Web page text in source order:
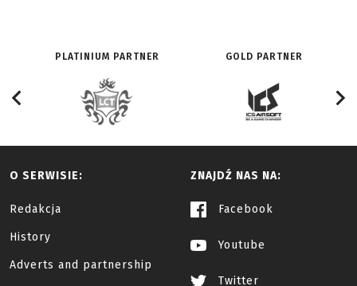
PLATINIUM PARTNER GOLD PARTNER
O SERWISIE:
Redakcja
History
Adverts and partnership
ZNAJDŹ NAS NA:
Facebook
Youtube
Twitter